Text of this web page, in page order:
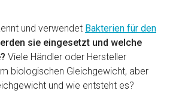
und verwendet Bakterien für den
sie eingesetzt und welche
Viele Händler oder Hersteller
biologischen Gleichgewicht, aber
und wie entsteht es?